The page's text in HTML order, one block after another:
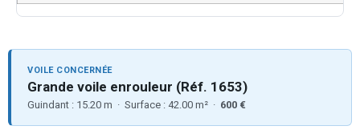
VOILE CONCERNÉE
Grande voile enrouleur (Réf. 1653)
Guindant : 15.20 m · Surface : 42.00 m² · 600 €